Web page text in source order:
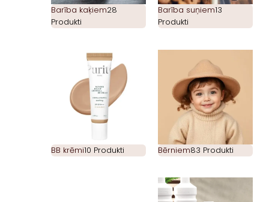
Barība kaķiem28
Produkti
Barība suņiem13
Produkti
BB krēmi10 Produkti Bērniem83 Produkti